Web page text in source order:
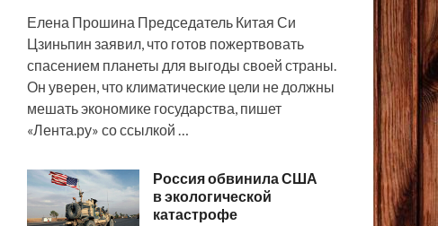
Елена Прошина Председатель Китая Си
Цзиньпин заявил, что готов пожертвовать
спасением планеты для выгоды своей страны.
Он уверен, что климатические цели не должны
мешать экономике государства, пишет
«Лента.ру» со ссылкой …
Россия обвинила США
в экологической
катастрофе